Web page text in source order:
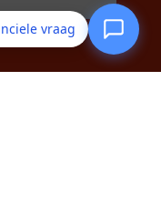
vraag